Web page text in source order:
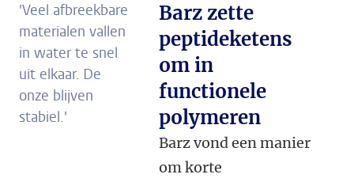
'Veel afbreekbare
materialen vallen
in water te snel
uit elkaar. De
onze blijven
stabiel.'
Barz zette
peptideketens
om in
functionele
polymeren
Barz vond een manier
om korte